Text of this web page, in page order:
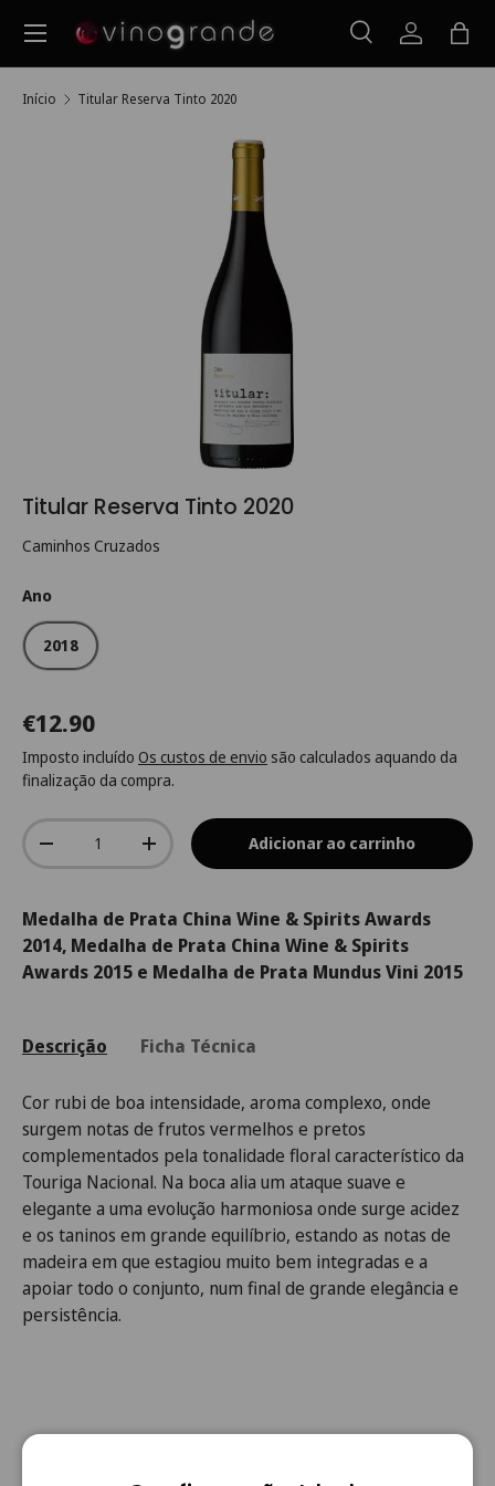
Ir para o conteúdo
Pesquisar
PesquisarIniciarSaco
Menu
Início Titular Reserva Tinto 2020
Titular Reserva Tinto 2020
Caminhos Cruzados
Ano
2018
€12.90
Imposto incluído Os custos de envio são calculados aquando da
finalização da compra.
Qtd.
-
+ Adicionar ao carrinho
Medalha de Prata China Wine & Spirits Awards
2014, Medalha de Prata China Wine & Spirits
Awards 2015 e Medalha de Prata Mundus Vini 2015
Descrição Ficha Técnica
Cor rubi de boa intensidade, aroma complexo, onde
surgem notas de frutos vermelhos e pretos
complementados pela tonalidade floral característico da
Touriga Nacional. Na boca alia um ataque suave e
elegante a uma evolução harmoniosa onde surge acidez
e os taninos em grande equilíbrio, estando as notas de
madeira em que estagiou muito bem integradas e a
apoiar todo o conjunto, num final de grande elegância e
persistência.